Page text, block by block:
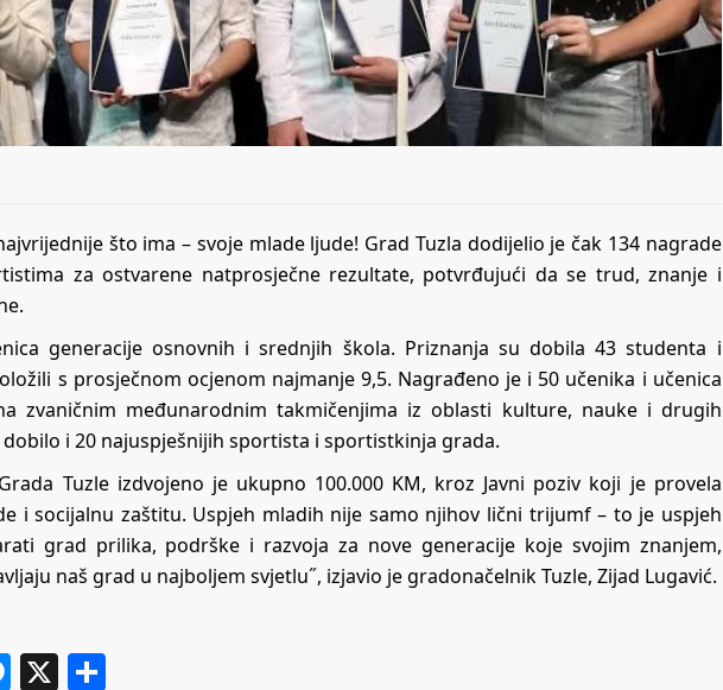
što ima – svoje mlade ljude! Grad Tuzla dodijelio je čak 134 nagrade
za ostvarene natprosječne rezultate, potvrđujući da se trud, znanje i
generacije osnovnih i srednjih škola. Priznanja su dobila 43 studenta i
s prosječnom ocjenom najmanje 9,5. Nagrađeno je i 50 učenika i učenica
zvaničnim međunarodnim takmičenjima iz oblasti kulture, nauke i drugih
i 20 najuspješnijih sportista i sportistkinja grada.
Tuzle izdvojeno je ukupno 100.000 KM, kroz Javni poziv koji je provela
i socijalnu zaštitu. Uspjeh mladih nije samo njihov lični trijumf – to je uspjeh
grad prilika, podrške i razvoja za nove generacije koje svojim znanjem,
naš grad u najboljem svjetlu˝, izjavio je gradonačelnik Tuzle, Zijad Lugavić.
Messenger
X